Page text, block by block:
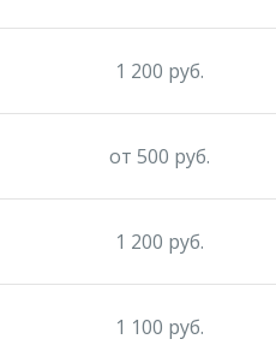
1 200 руб.
от 500 руб.
1 200 руб.
1 100 руб.